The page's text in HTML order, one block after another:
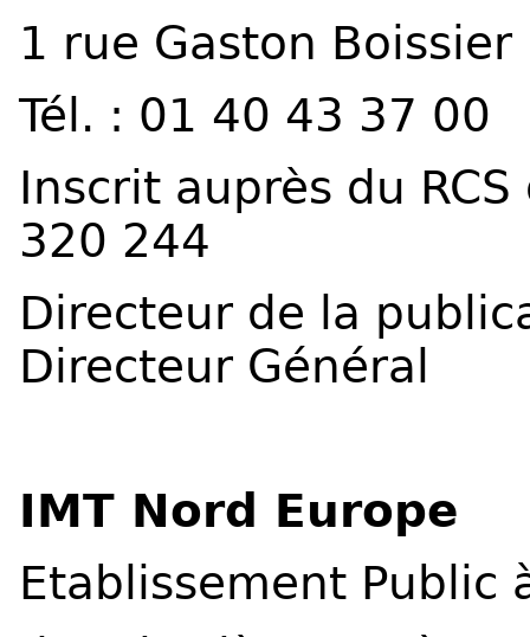
1 rue Gaston Boissier
Tél. : 01 40 43 37 00
Inscrit auprès du
320 244
Directeur de la
Directeur Général
IMT Nord Europe
Etablissement Public